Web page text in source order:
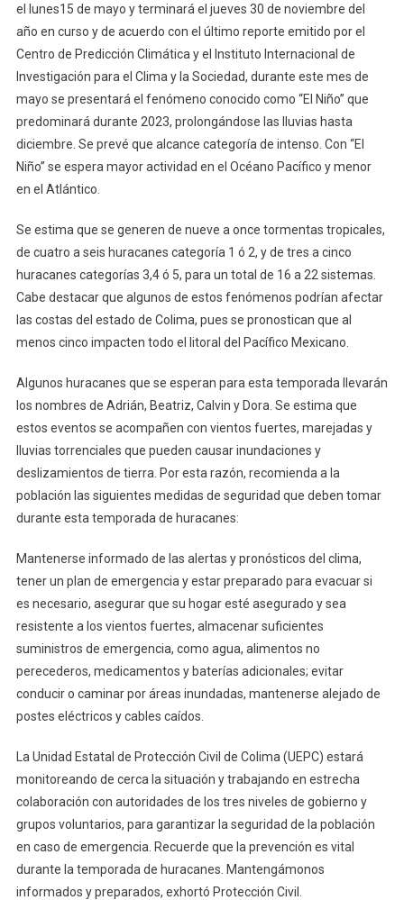
el lunes15 de mayo y terminará el jueves 30 de noviembre del
año en curso y de acuerdo con el último reporte emitido por el
Centro de Predicción Climática y el Instituto Internacional de
Investigación para el Clima y la Sociedad, durante este mes de
mayo se presentará el fenómeno conocido como “El Niño” que
predominará durante 2023, prolongándose las lluvias hasta
diciembre. Se prevé que alcance categoría de intenso. Con “El
Niño” se espera mayor actividad en el Océano Pacífico y menor
en el Atlántico.
Se estima que se generen de nueve a once tormentas tropicales,
de cuatro a seis huracanes categoría 1 ó 2, y de tres a cinco
huracanes categorías 3,4 ó 5, para un total de 16 a 22 sistemas.
Cabe destacar que algunos de estos fenómenos podrían afectar
las costas del estado de Colima, pues se pronostican que al
menos cinco impacten todo el litoral del Pacífico Mexicano.
Algunos huracanes que se esperan para esta temporada llevarán
los nombres de Adrián, Beatriz, Calvin y Dora. Se estima que
estos eventos se acompañen con vientos fuertes, marejadas y
lluvias torrenciales que pueden causar inundaciones y
deslizamientos de tierra. Por esta razón, recomienda a la
población las siguientes medidas de seguridad que deben tomar
durante esta temporada de huracanes:
Mantenerse informado de las alertas y pronósticos del clima,
tener un plan de emergencia y estar preparado para evacuar si
es necesario, asegurar que su hogar esté asegurado y sea
resistente a los vientos fuertes, almacenar suficientes
suministros de emergencia, como agua, alimentos no
perecederos, medicamentos y baterías adicionales; evitar
conducir o caminar por áreas inundadas, mantenerse alejado de
postes eléctricos y cables caídos.
La Unidad Estatal de Protección Civil de Colima (UEPC) estará
monitoreando de cerca la situación y trabajando en estrecha
colaboración con autoridades de los tres niveles de gobierno y
grupos voluntarios, para garantizar la seguridad de la población
en caso de emergencia. Recuerde que la prevención es vital
durante la temporada de huracanes. Mantengámonos
informados y preparados, exhortó Protección Civil.